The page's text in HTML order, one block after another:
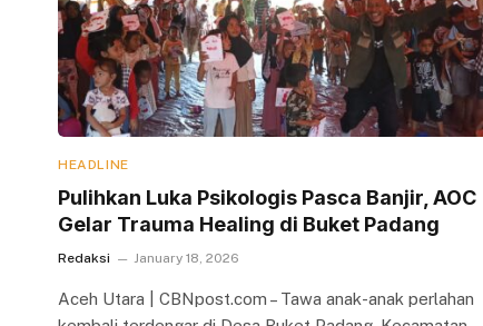
HEADLINE
Pulihkan Luka Psikologis Pasca Banjir, AOC
Gelar Trauma Healing di Buket Padang
Redaksi January 18, 2026
Aceh Utara | CBNpost.com – Tawa anak-anak perlahan